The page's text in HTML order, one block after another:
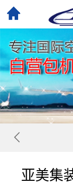
亚美集